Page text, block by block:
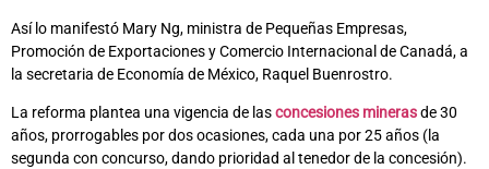
Así lo manifestó Mary Ng, ministra de Pequeñas Empresas,
Promoción de Exportaciones y Comercio Internacional de Canadá, a
la secretaria de Economía de México, Raquel Buenrostro.
La reforma plantea una vigencia de lasconcesiones minerasde 30
años, prorrogables por dos ocasiones, cada una por 25 años (la
segunda con concurso, dando prioridad al tenedor de la concesión).